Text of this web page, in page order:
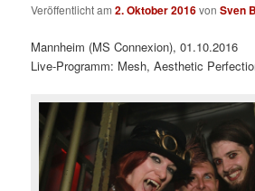
Veröffentlicht am2. Oktober 2016vonSven
Mannheim (MS Connexion), 01.10.2016
Live-Programm: Mesh, Aesthetic